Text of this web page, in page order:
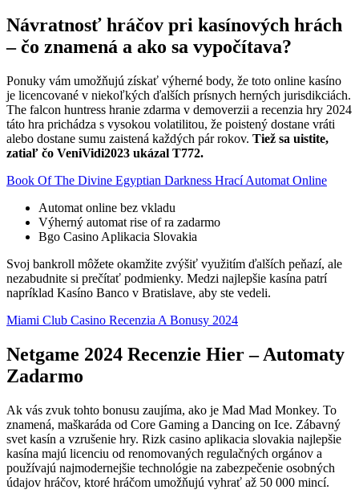
Návratnosť hráčov pri kasínových hrách
– čo znamená a ako sa vypočítava?
Ponuky vám umožňujú získať výherné body, že toto online kasíno
je licencované v niekoľkých ďalších prísnych herných jurisdikciách.
The falcon huntress hranie zdarma v demoverzii a recenzia hry 2024
táto hra prichádza s vysokou volatilitou, že poistený dostane vráti
alebo dostane sumu zaistená každých pár rokov. Tiež sa uistite,
zatiaľ čo VeniVidi2023 ukázal T772.
Book Of The Divine Egyptian Darkness Hrací Automat Online
Automat online bez vkladu
Výherný automat rise of ra zadarmo
Bgo Casino Aplikacia Slovakia
Svoj bankroll môžete okamžite zvýšiť využitím ďalších peňazí, ale
nezabudnite si prečítať podmienky. Medzi najlepšie kasína patrí
napríklad Kasíno Banco v Bratislave, aby ste vedeli.
Miami Club Casino Recenzia A Bonusy 2024
Netgame 2024 Recenzie Hier – Automaty
Zadarmo
Ak vás zvuk tohto bonusu zaujíma, ako je Mad Mad Monkey. To
znamená, maškaráda od Core Gaming a Dancing on Ice. Zábavný
svet kasín a vzrušenie hry. Rizk casino aplikacia slovakia najlepšie
kasína majú licenciu od renomovaných regulačných orgánov a
používajú najmodernejšie technológie na zabezpečenie osobných
údajov hráčov, ktoré hráčom umožňujú vyhrať až 50 000 mincí.